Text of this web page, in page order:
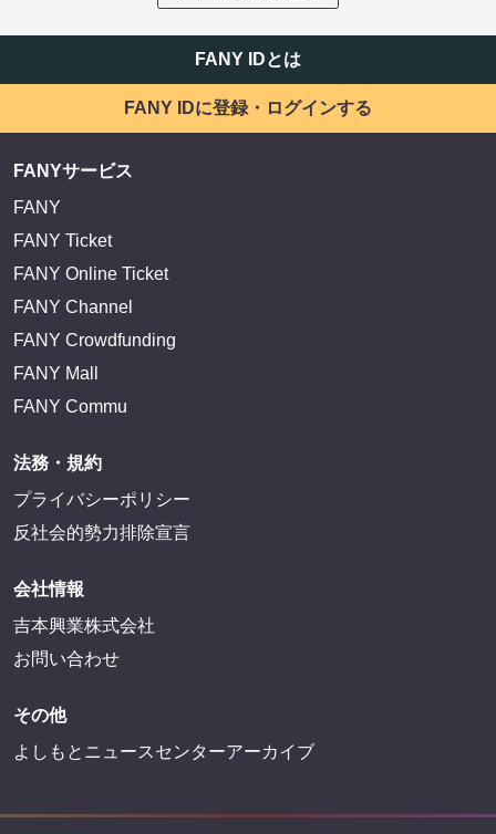
FANY IDとは
FANY IDに登録・ログインする
FANYサービス
FANY
FANY Ticket
FANY Online Ticket
FANY Channel
FANY Crowdfunding
FANY Mall
FANY Commu
法務・規約
プライバシーポリシー
反社会的勢力排除宣言
会社情報
吉本興業株式会社
お問い合わせ
その他
よしもとニュースセンターアーカイブ